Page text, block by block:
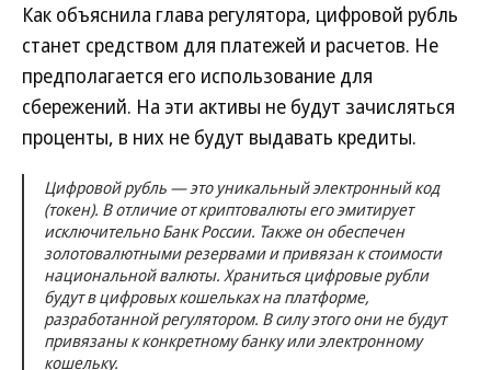
Как объяснила глава регулятора, цифровой рубль
станет средством для платежей и расчетов. Не
предполагается его использование для
сбережений. На эти активы не будут зачисляться
проценты, в них не будут выдавать кредиты.
Цифровой рубль — это уникальный электронный код
(токен). В отличие от криптовалюты его эмитирует
исключительно Банк России. Также он обеспечен
золотовалютными резервами и привязан к стоимости
национальной валюты. Храниться цифровые рубли
будут в цифровых кошельках на платформе,
разработанной регулятором. В силу этого они не будут
привязаны к конкретному банку или электронному
кошельку.